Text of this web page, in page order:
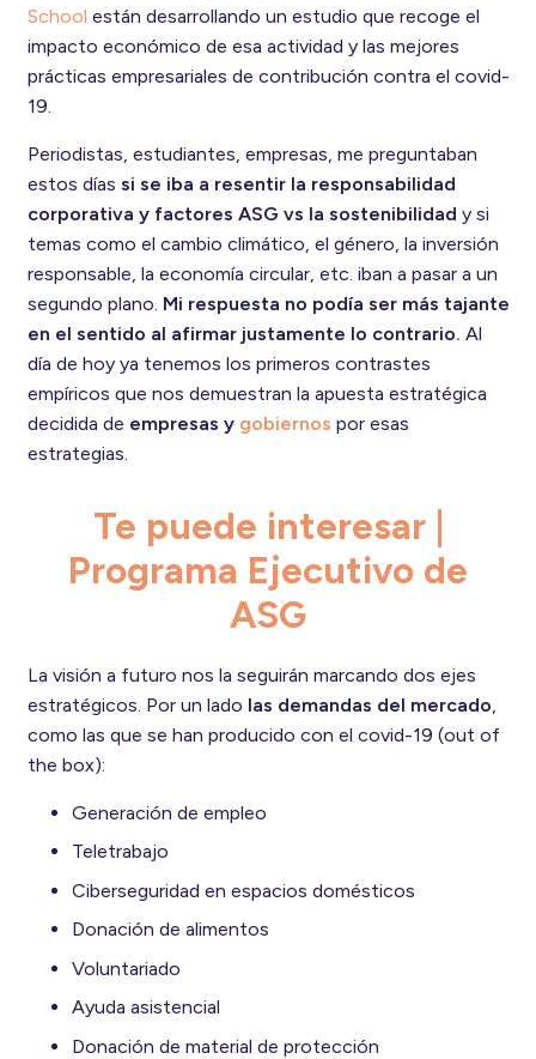
School están desarrollando un estudio que recoge el
impacto económico de esa actividad y las mejores
prácticas empresariales de contribución contra el covid-
19.
Periodistas, estudiantes, empresas, me preguntaban
estos días si se iba a resentir la responsabilidad
corporativa y factores ASG vs la sostenibilidad y si
temas como el cambio climático, el género, la inversión
responsable, la economía circular, etc. iban a pasar a un
segundo plano. Mi respuesta no podía ser más tajante
en el sentido al afirmar justamente lo contrario. Al
día de hoy ya tenemos los primeros contrastes
empíricos que nos demuestran la apuesta estratégica
decidida de empresas y gobiernos por esas
estrategias.
Te puede interesar |
Programa Ejecutivo de
ASG
La visión a futuro nos la seguirán marcando dos ejes
estratégicos. Por un lado las demandas del mercado,
como las que se han producido con el covid-19 (out of
the box):
Generación de empleo
Teletrabajo
Ciberseguridad en espacios domésticos
Donación de alimentos
Voluntariado
Ayuda asistencial
Donación de material de protección